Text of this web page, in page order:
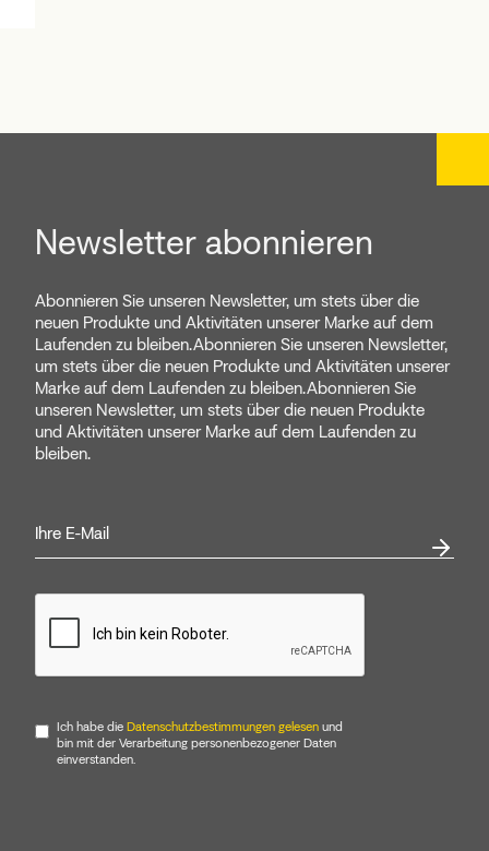
Newsletter abonnieren
Abonnieren Sie unseren Newsletter, um stets über die
neuen Produkte und Aktivitäten unserer Marke auf dem
Laufenden zu bleiben.Abonnieren Sie unseren Newsletter,
um stets über die neuen Produkte und Aktivitäten unserer
Marke auf dem Laufenden zu bleiben.Abonnieren Sie
unseren Newsletter, um stets über die neuen Produkte
und Aktivitäten unserer Marke auf dem Laufenden zu
bleiben.
Ich habe die Datenschutzbestimmungen gelesen und
bin mit der Verarbeitung personenbezogener Daten
einverstanden.